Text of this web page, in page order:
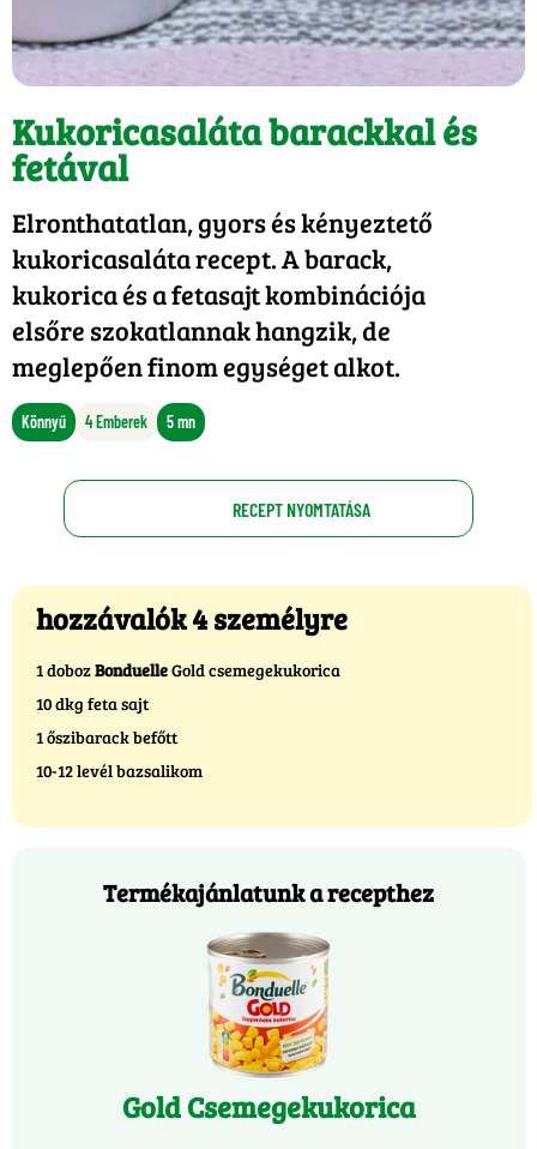
Kukoricasaláta barackkal és
fetával
Elronthatatlan, gyors és kényeztető
kukoricasaláta recept. A barack,
kukorica és a fetasajt kombinációja
elsőre szokatlannak hangzik, de
meglepően finom egységet alkot.
Könnyű 4 Emberek 5 mn
RECEPT NYOMTATÁSA
hozzávalók 4 személyre
1 dobozBonduelleGold csemegekukorica
10 dkg feta sajt
1 őszibarack befőtt
10-12 levél bazsalikom
Termékajánlatunk a recepthez
Gold Csemegekukorica